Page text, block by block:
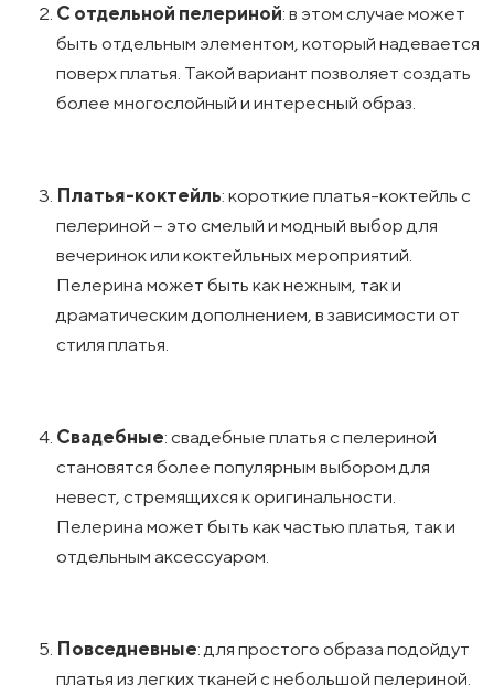
С отдельной пелериной: в этом случае может
быть отдельным элементом, который надевается
поверх платья. Такой вариант позволяет создать
более многослойный и интересный образ.
Платья-коктейль: короткие платья-коктейль с
пелериной – это смелый и модный выбор для
вечеринок или коктейльных мероприятий.
Пелерина может быть как нежным, так и
драматическим дополнением, в зависимости от
стиля платья.
Свадебные: свадебные платья с пелериной
становятся более популярным выбором для
невест, стремящихся к оригинальности.
Пелерина может быть как частью платья, так и
отдельным аксессуаром.
Повседневные: для простого образа подойдут
платья из легких тканей с небольшой пелериной.